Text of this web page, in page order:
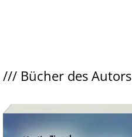
/// Bücher des Autors